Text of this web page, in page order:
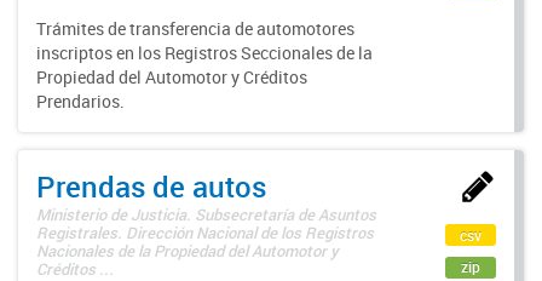
Trámites de transferencia de automotores
inscriptos en los Registros Seccionales de la
Propiedad del Automotor y Créditos
Prendarios.
Prendas de autos
Ministerio de Justicia. Subsecretaría de Asuntos
Registrales. Dirección Nacional de los Registros
Nacionales de la Propiedad del Automotor y
Créditos ...
csv
zip